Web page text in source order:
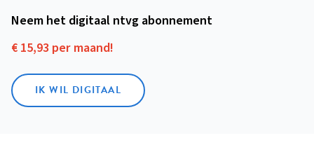
Neem het digitaal ntvg abonnement
€ 15,93 per maand!
IK WIL DIGITAAL